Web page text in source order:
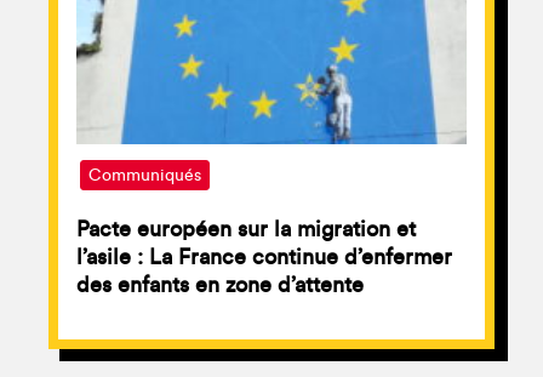
Communiqués
Pacte européen sur la migration et
l’asile : La France continue d’enfermer
des enfants en zone d’attente